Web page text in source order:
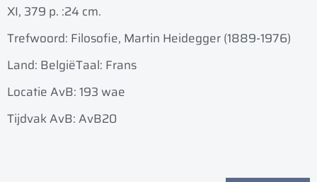
XI, 379 p. :24 cm.
Trefwoord: Filosofie, Martin Heidegger (1889-1976)
Land: BelgiëTaal: Frans
Locatie AvB: 193 wae
Tijdvak AvB: AvB20